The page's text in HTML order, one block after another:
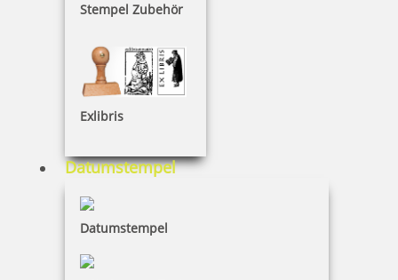
Stempel Zubehör
Exlibris
Datumstempel
Datumstempel
Sommer